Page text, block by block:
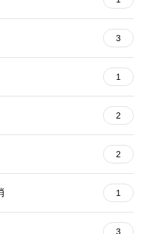
3
1
2
2
1
3